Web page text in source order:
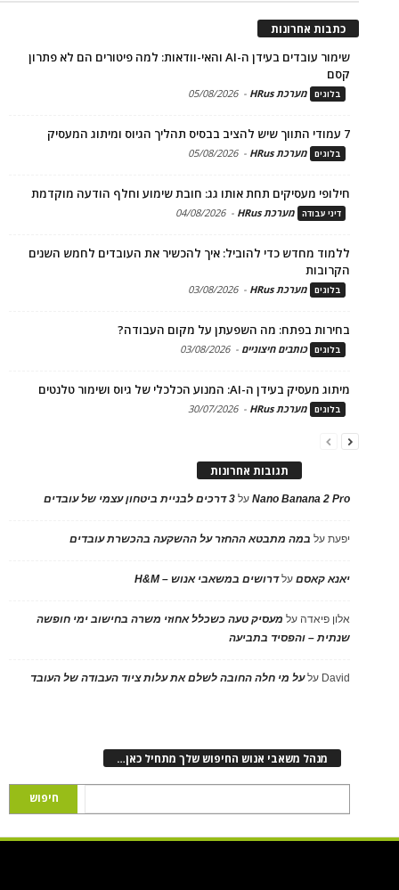
כתבות אחרונות
שימור עובדים בעידן ה-AI והאי-וודאות: למה פיטורים הם לא פתרון
קסם
בלוגים מערכת HRus -
05/08/2026
7 עמודי התווך שיש להציב בבסיס תהליך הגיוס ומיתוג המעסיק
בלוגים מערכת HRus -
05/08/2026
חילופי מעסיקים תחת אותו גג: חובת שימוע וחלף הודעה מוקדמת
דיני עבודה מערכת HRus -
04/08/2026
ללמוד מחדש כדי להוביל: איך להכשיר את העובדים לחמש השנים
הקרובות
בלוגים מערכת HRus -
03/08/2026
בחירות בפתח: מה השפעתן על מקום העבודה?
בלוגים כותבים חיצוניים -
03/08/2026
מיתוג מעסיק בעידן ה-AI: המנוע הכלכלי של גיוס ושימור טלנטים
בלוגים מערכת HRus -
30/07/2026
תגובות אחרונות
Nano Banana 2 Proעל 3 דרכים לבניית ביטחון עצמי של עובדים
יפעתעל במה מתבטא ההחזר על ההשקעה בהכשרת עובדים
יאנא קאסםעלדרושים במשאבי אנוש – H&M
אלון פיאדה על מעסיק טעה כשכלל אחוזי משרה בחישוב ימי חופשה
שנתית – והפסיד בתביעה
David עלעל מי חלה החובה לשלם את עלות ציוד העבודה של העובד
מנהל משאבי אנוש החיפוש שלך מתחיל כאן…